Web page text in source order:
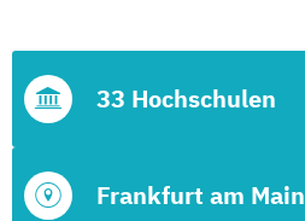
Frankfurt am Main
33 Hochschulen